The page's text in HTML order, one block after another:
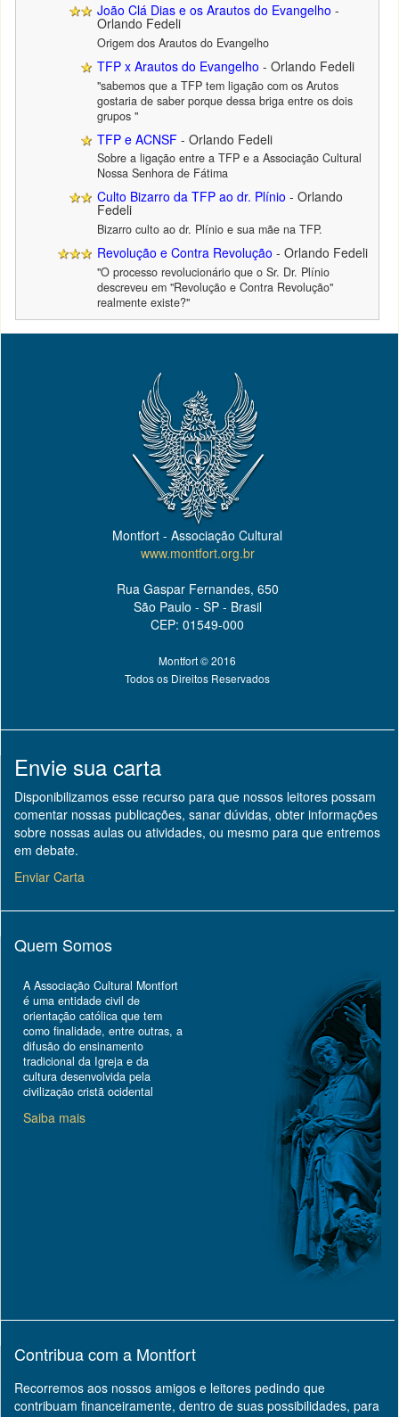
João Clá Dias e os Arautos do Evangelho -
Orlando Fedeli
Origem dos Arautos do Evangelho
TFP x Arautos do Evangelho - Orlando Fedeli
"sabemos que a TFP tem ligação com os Arutos
gostaria de saber porque dessa briga entre os dois
grupos "
TFP e ACNSF - Orlando Fedeli
Sobre a ligação entre a TFP e a Associação Cultural
Nossa Senhora de Fátima
Culto Bizarro da TFP ao dr. Plínio - Orlando
Fedeli
Bizarro culto ao dr. Plínio e sua mãe na TFP.
Revolução e Contra Revolução - Orlando Fedeli
"O processo revolucionário que o Sr. Dr. Plínio
descreveu em "Revolução e Contra Revolução"
realmente existe?"
Montfort - Associação Cultural
www.montfort.org.br
Rua Gaspar Fernandes, 650
São Paulo - SP - Brasil
CEP: 01549-000
Montfort © 2016
Todos os Direitos Reservados
Envie sua carta
Disponibilizamos esse recurso para que nossos leitores possam
comentar nossas publicações, sanar dúvidas, obter informações
sobre nossas aulas ou atividades, ou mesmo para que entremos
em debate.
Enviar Carta
Quem Somos
A Associação Cultural Montfort
é uma entidade civil de
orientação católica que tem
como finalidade, entre outras, a
difusão do ensinamento
tradicional da Igreja e da
cultura desenvolvida pela
civilização cristã ocidental
Saiba mais
Contribua com a Montfort
Recorremos aos nossos amigos e leitores pedindo que
contribuam financeiramente, dentro de suas possibilidades, para